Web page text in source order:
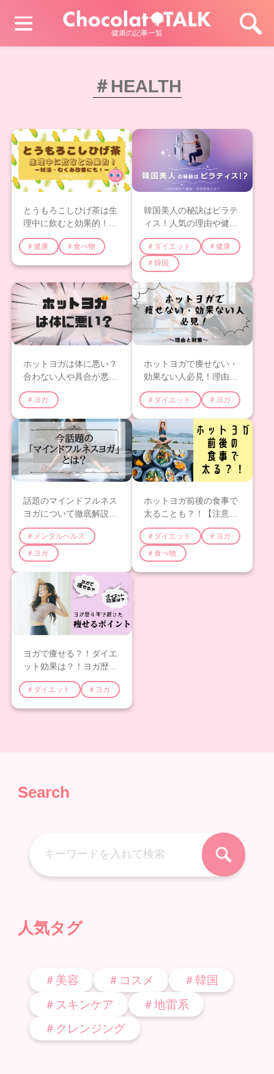
健康の記事一覧
＃HEALTH
とうもろこしひげ茶は生
理中に飲むと効果的！妊
活・むくみ改善にも！
＃健康 ＃食べ物
韓国美人の秘訣はピラテ
ィス！人気の理由や健
康・美容効果を徹底解
説！
＃ダイエット
＃健康
＃韓国
ホットヨガは体に悪い？
合わない人や具合が悪く
なる人や熱中症の原因と
対策
＃ヨガ
ホットヨガで痩せない・
効果ない人必見！理由と
対策を解説します
＃ダイエット ＃ヨガ
話題のマインドフルネス
ヨガについて徹底解説
【2023年版】
＃メンタルヘルス
＃ヨガ
ホットヨガ前後の食事で
太ることも？！【注意点
やおすすめのコンビニや
外食メニューを紹介】
＃ダイエット
＃ヨガ
＃食べ物
ヨガで痩せる？！ダイエ
ット効果は？！ヨガ歴4
年で感じた痩せるポイン
トを紹介
＃ダイエット ＃ヨガ
Search
人気タグ
＃美容 ＃コスメ
＃韓国
＃スキンケア
＃地雷系
＃クレンジング